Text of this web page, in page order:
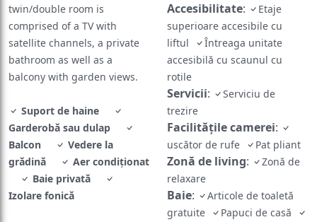
twin/double room is
comprised of a TV with
satellite channels, a private
bathroom as well as a
balcony with garden views.
Suport de haine
Garderobă sau dulap
Balcon
Vedere la
grădină
Aer condiţionat
Baie privată
Izolare fonică
Accesibilitate:
Etaje
superioare accesibile cu
liftul
Întreaga unitate
accesibilă cu scaunul cu
rotile
Servicii:
Serviciu de
trezire
Facilităţile camerei:
uscător de rufe Pat pliant
Zonă de living:
Zonă de
relaxare
Baie:
Articole de toaletă
gratuite
Papuci de casă